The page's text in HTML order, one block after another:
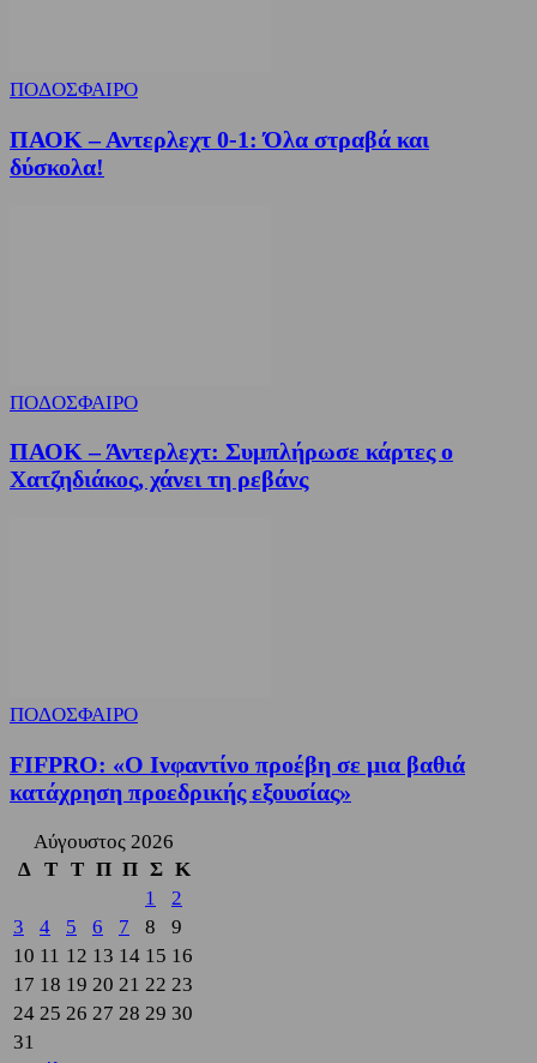
ΠΟΔΟΣΦΑΙΡΟ
ΠΑΟΚ – Αντερλεχτ 0-1: Όλα στραβά και
δύσκολα!
ΠΟΔΟΣΦΑΙΡΟ
ΠΑΟΚ – Άντερλεχτ: Συμπλήρωσε κάρτες ο
Χατζηδιάκος, χάνει τη ρεβάνς
ΠΟΔΟΣΦΑΙΡΟ
FIFPRO: «Ο Ινφαντίνο προέβη σε μια βαθιά
κατάχρηση προεδρικής εξουσίας»
Αύγουστος 2026
Δ
Τ Τ Π Π Σ Κ
1
2
3
4 5 6 7 8
9
10 11 12 13 14 15 16
17 18 19 20 21 22 23
24 25 26 27 28 29 30
31